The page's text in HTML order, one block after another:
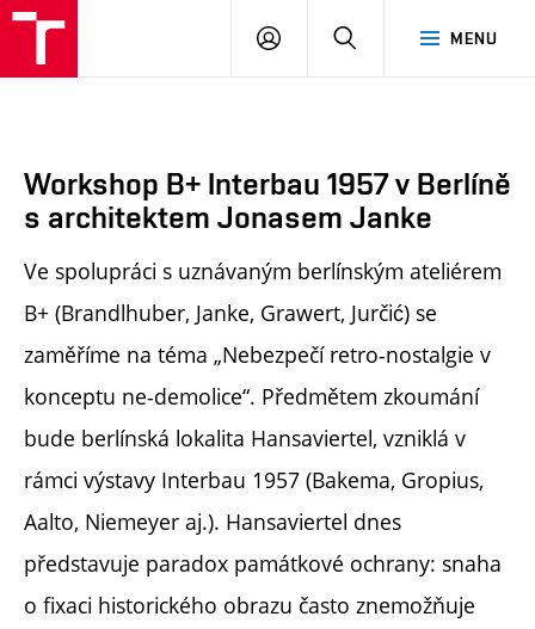
MENU
PŘIHLÁSIT
Workshop B+ Interbau 1957 v Berlíně
s architektem Jonasem Janke
Ve spolupráci s uznávaným berlínským ateliérem
B+ (Brandlhuber, Janke, Grawert, Jurčić) se
zaměříme na téma „Nebezpečí retro-nostalgie v
konceptu ne-demolice“. Předmětem zkoumání
bude berlínská lokalita Hansaviertel, vzniklá v
rámci výstavy Interbau 1957 (Bakema, Gropius,
Aalto, Niemeyer aj.). Hansaviertel dnes
představuje paradox památkové ochrany: snaha
o fixaci historického obrazu často znemožňuje